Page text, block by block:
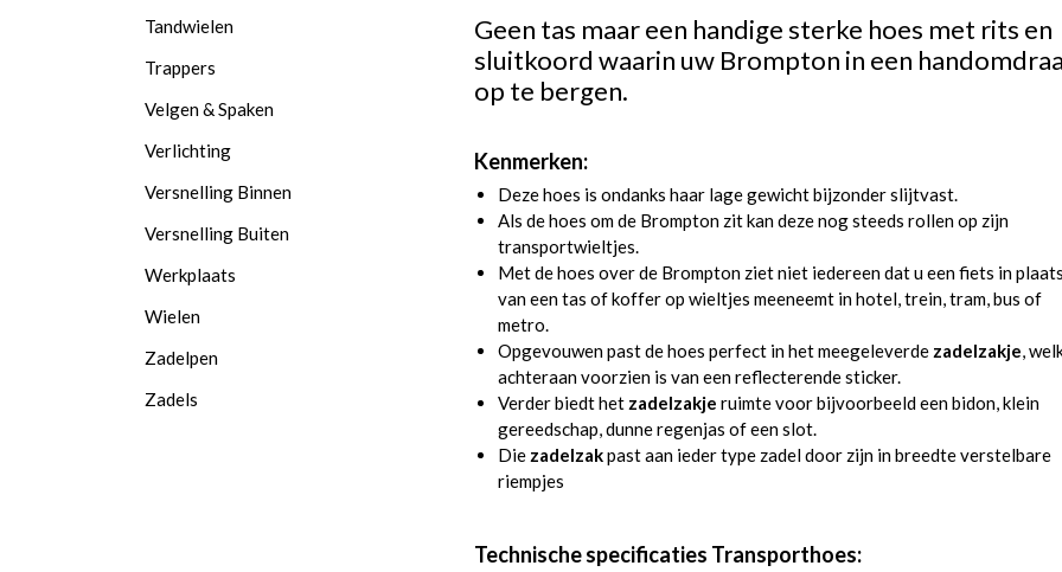
Geen tas maar een handige sterke hoes met rits en
sluitkoord waarin uw Brompton in een
op te bergen.
Kenmerken:
Deze hoes is ondanks haar lage gewicht bijzonder slijtvast.
Als de hoes om de Brompton zit kan deze nog steeds rollen op zijn
transportwieltjes.
Met de hoes over de Brompton ziet niet iedereen dat u een fiets in plaats
van een tas of koffer op wieltjes meeneemt in hotel, trein, tram, bus of
metro.
Opgevouwen past de hoes perfect in het meegeleverde zadelzakje,
achteraan voorzien is van een reflecterende sticker.
Verder biedt het zadelzakje ruimte voor bijvoorbeeld een bidon, klein
gereedschap, dunne regenjas of een slot.
Die zadelzakpast aan ieder type zadel door zijn in breedte verstelbare
riempjes
Technische specificaties Transporthoes:
Tandwielen
Trappers
Velgen & Spaken
Verlichting
Versnelling Binnen
Versnelling Buiten
Werkplaats
Wielen
Zadelpen
Zadels